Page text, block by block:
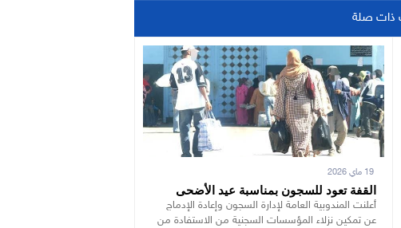
ذات صلة
القفة تعود للسجون بمناسبة عيد الأضحى
أعلنت المندوبية العامة لإدارة السجون وإعادة الإدماج
عن تمكين نزلاء المؤسسات السجنية من الاستفادة من